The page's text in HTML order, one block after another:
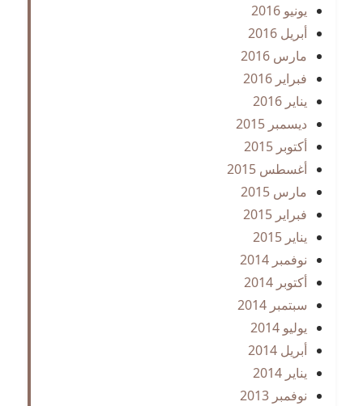
يونيو 2016
أبريل 2016
مارس 2016
فبراير 2016
يناير 2016
ديسمبر 2015
أكتوبر 2015
أغسطس 2015
مارس 2015
فبراير 2015
يناير 2015
نوفمبر 2014
أكتوبر 2014
سبتمبر 2014
يوليو 2014
أبريل 2014
يناير 2014
نوفمبر 2013